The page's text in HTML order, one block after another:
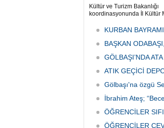
Kültür ve Turizm Bakanlığı
koordinasyonunda İl Kültür
Haftası" etkinlikleri
KURBAN
BAŞKAN
GÖLBAŞI’NDA
ATIK GEÇİCİ
Gölbaşı'na özgü
İbrahim Ateş;
ÖĞRENCİLER
ÖĞRENCİLER